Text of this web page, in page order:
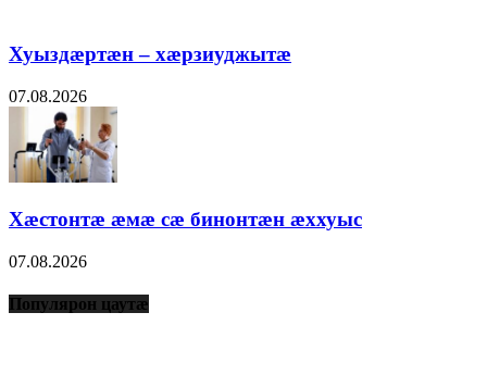
Хуыздæртæн – хæрзиуджытæ
07.08.2026
Хæстонтæ æмæ сæ бинонтæн æххуыс
07.08.2026
Популярон цаутæ